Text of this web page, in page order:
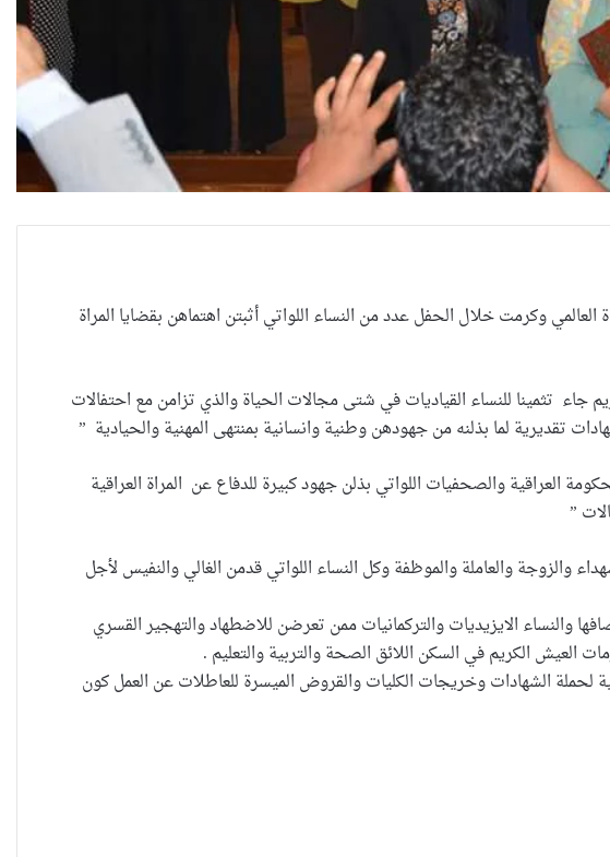
في العراق اليوم الخميس ١٥ اذار ٢٠١٨ بمناسبة عيد المراة العالمي وكرمت خلال الحفل عدد من النساء اللواتي أثبتن اهتماهن بقضايا المراة
تثمينا للنساء القياديات في شتى مجالات الحياة والذي تزامن مع احتفالات
تقديرية لما بذلنه من جهودهن وطنية وانسانية بمنتهى المهنية والحيادية ”
والصحفيات اللواتي بذلن جهود كبيرة للدفاع عن المراة العراقية
”
والزوجة والعاملة والموظفة وكل النساء اللواتي قدمن الغالي والنفيس لأجل
والنساء الايزيديات والتركمانيات ممن تعرضن للاضطهاد والتهجير القسري
الكريم في السكن اللائق الصحة والتربية والتعليم .
الشهادات وخريجات الكليات والقروض الميسرة للعاطلات عن العمل كون
حضانة الاطفال بين النص القانوني
خطأ مهني في الموقع الرسمي لـ
مجلس القضاء الأعلى”سردية تُضعف
الضحية وتفتح باب التبرير للجريمة”